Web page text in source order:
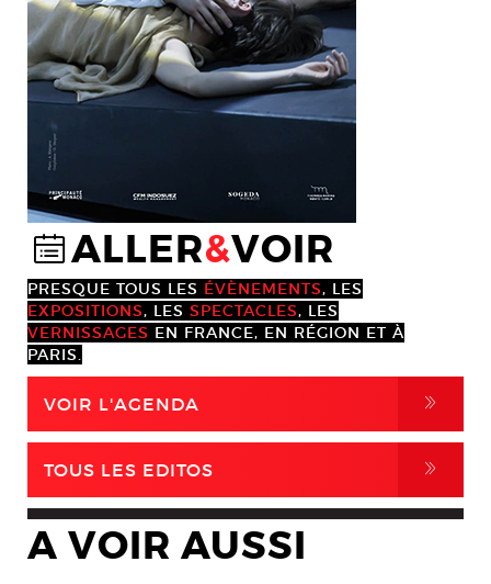
@ALLER&VOIR
PRESQUE TOUS LES ÉVÈNEMENTS, LES
EXPOSITIONS, LES SPECTACLES, LES
VERNISSAGES EN FRANCE, EN RÉGION ET À
PARIS.
VOIR L'AGENDA ,
TOUS LES EDITOS ,
A VOIR AUSSI